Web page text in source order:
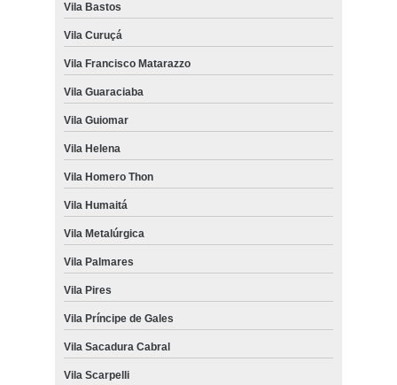
Vila Bastos
Vila Curuçá
Vila Francisco Matarazzo
Vila Guaraciaba
Vila Guiomar
Vila Helena
Vila Homero Thon
Vila Humaitá
Vila Metalúrgica
Vila Palmares
Vila Pires
Vila Príncipe de Gales
Vila Sacadura Cabral
Vila Scarpelli